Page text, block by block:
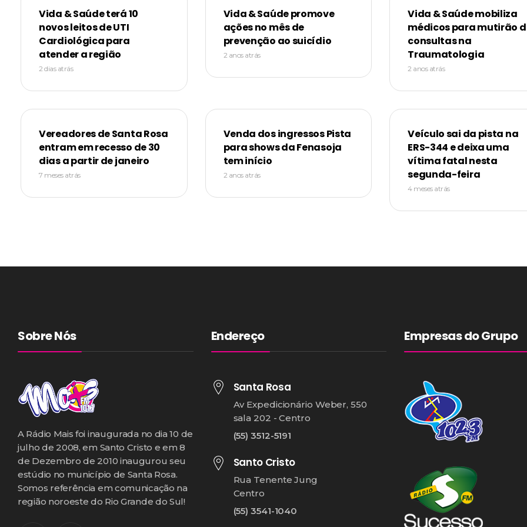
Vida & Saúde terá 10
novos leitos de UTI
Cardiológica para
atender a região
2 dias atrás
Vida & Saúde promove
ações no mês de
prevenção ao suicídio
2 anos atrás
Vida & Saúde mobiliza
médicos para mutirão
consultas na
Traumatologia
2 anos atrás
Vereadores de Santa Rosa
entram em recesso de 30
dias a partir de janeiro
7 meses atrás
Venda dos ingressos Pista
para shows da Fenasoja
tem início
2 anos atrás
Veículo sai da pista na
ERS-344 e deixa uma
vítima fatal nesta
segunda-feira
4 meses atrás
Sobre Nós
A Rádio Mais foi inaugurada no dia 10 de
julho de 2008, em Santo Cristo e em 8
de Dezembro de 2010 inaugurou seu
estúdio no município de Santa Rosa.
Somos referência em comunicação na
região noroeste do Rio Grande do Sul!
Endereço
Santa Rosa
Av Expedicionário Weber, 550
sala 202 - Centro
(55) 3512-5191
Santo Cristo
Rua Tenente Jung
Centro
(55) 3541-1040
Empresas do Grupo